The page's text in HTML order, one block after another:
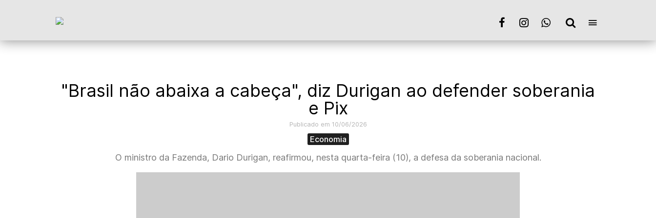
"Brasil não abaixa a cabeça", diz Durigan ao defender soberania
e Pix
Publicado em 10/06/2026
Economia
O ministro da Fazenda, Dario Durigan, reafirmou, nesta quarta-feira (10), a defesa da soberania nacional.